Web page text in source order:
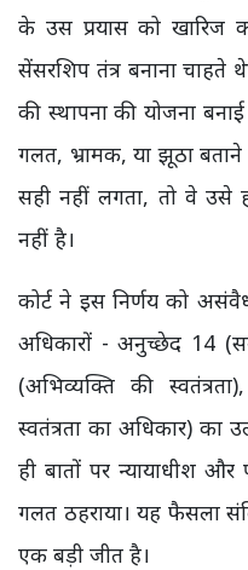
के उस प्रयास को
सेंसरशिप तंत्र बनाना
की स्थापना की योजना
गलत, भ्रामक, या झूठा
सही नहीं लगता, तो वे
नहीं है।
कोर्ट ने इस निर्णय को
अधिकारों - अनुच्छेद 14
(अभिव्यक्ति की
स्वतंत्रता का अधिकार) का
ही बातों पर न्यायाधीश
गलत ठहराया। यह फैसला
एक बड़ी जीत है।